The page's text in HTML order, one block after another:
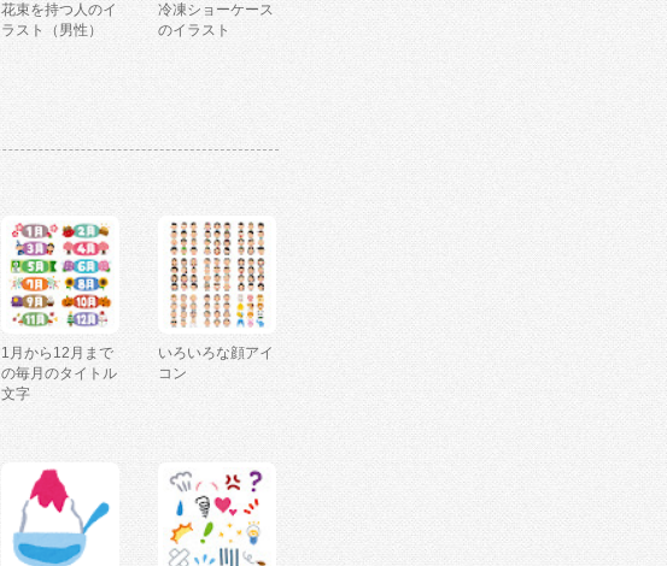
花束を持つ人のイ
ラスト（男性）
冷凍ショーケース
のイラスト
1月から12月まで
の毎月のタイトル
文字
いろいろな顔アイ
コン